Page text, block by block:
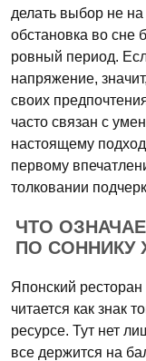
делать выбор не на
обстановка во сне
ровный период.
напряжение,
своих
часто связан с
настоящему
первому
толковании
ЧТО
ПО СОННИКУ
Японский
читается как знак
ресурсе. Тут нет
все держится на